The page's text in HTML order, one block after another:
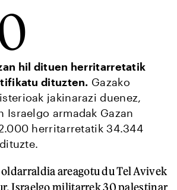
hil dituen herritarretatik
dituzten. Gazako
jakinarazi duenez,
Israelgo armadak Gazan
herritarretatik 34.344
areagotu du Tel Avivek
Israelgo militarrek 30 palestinar